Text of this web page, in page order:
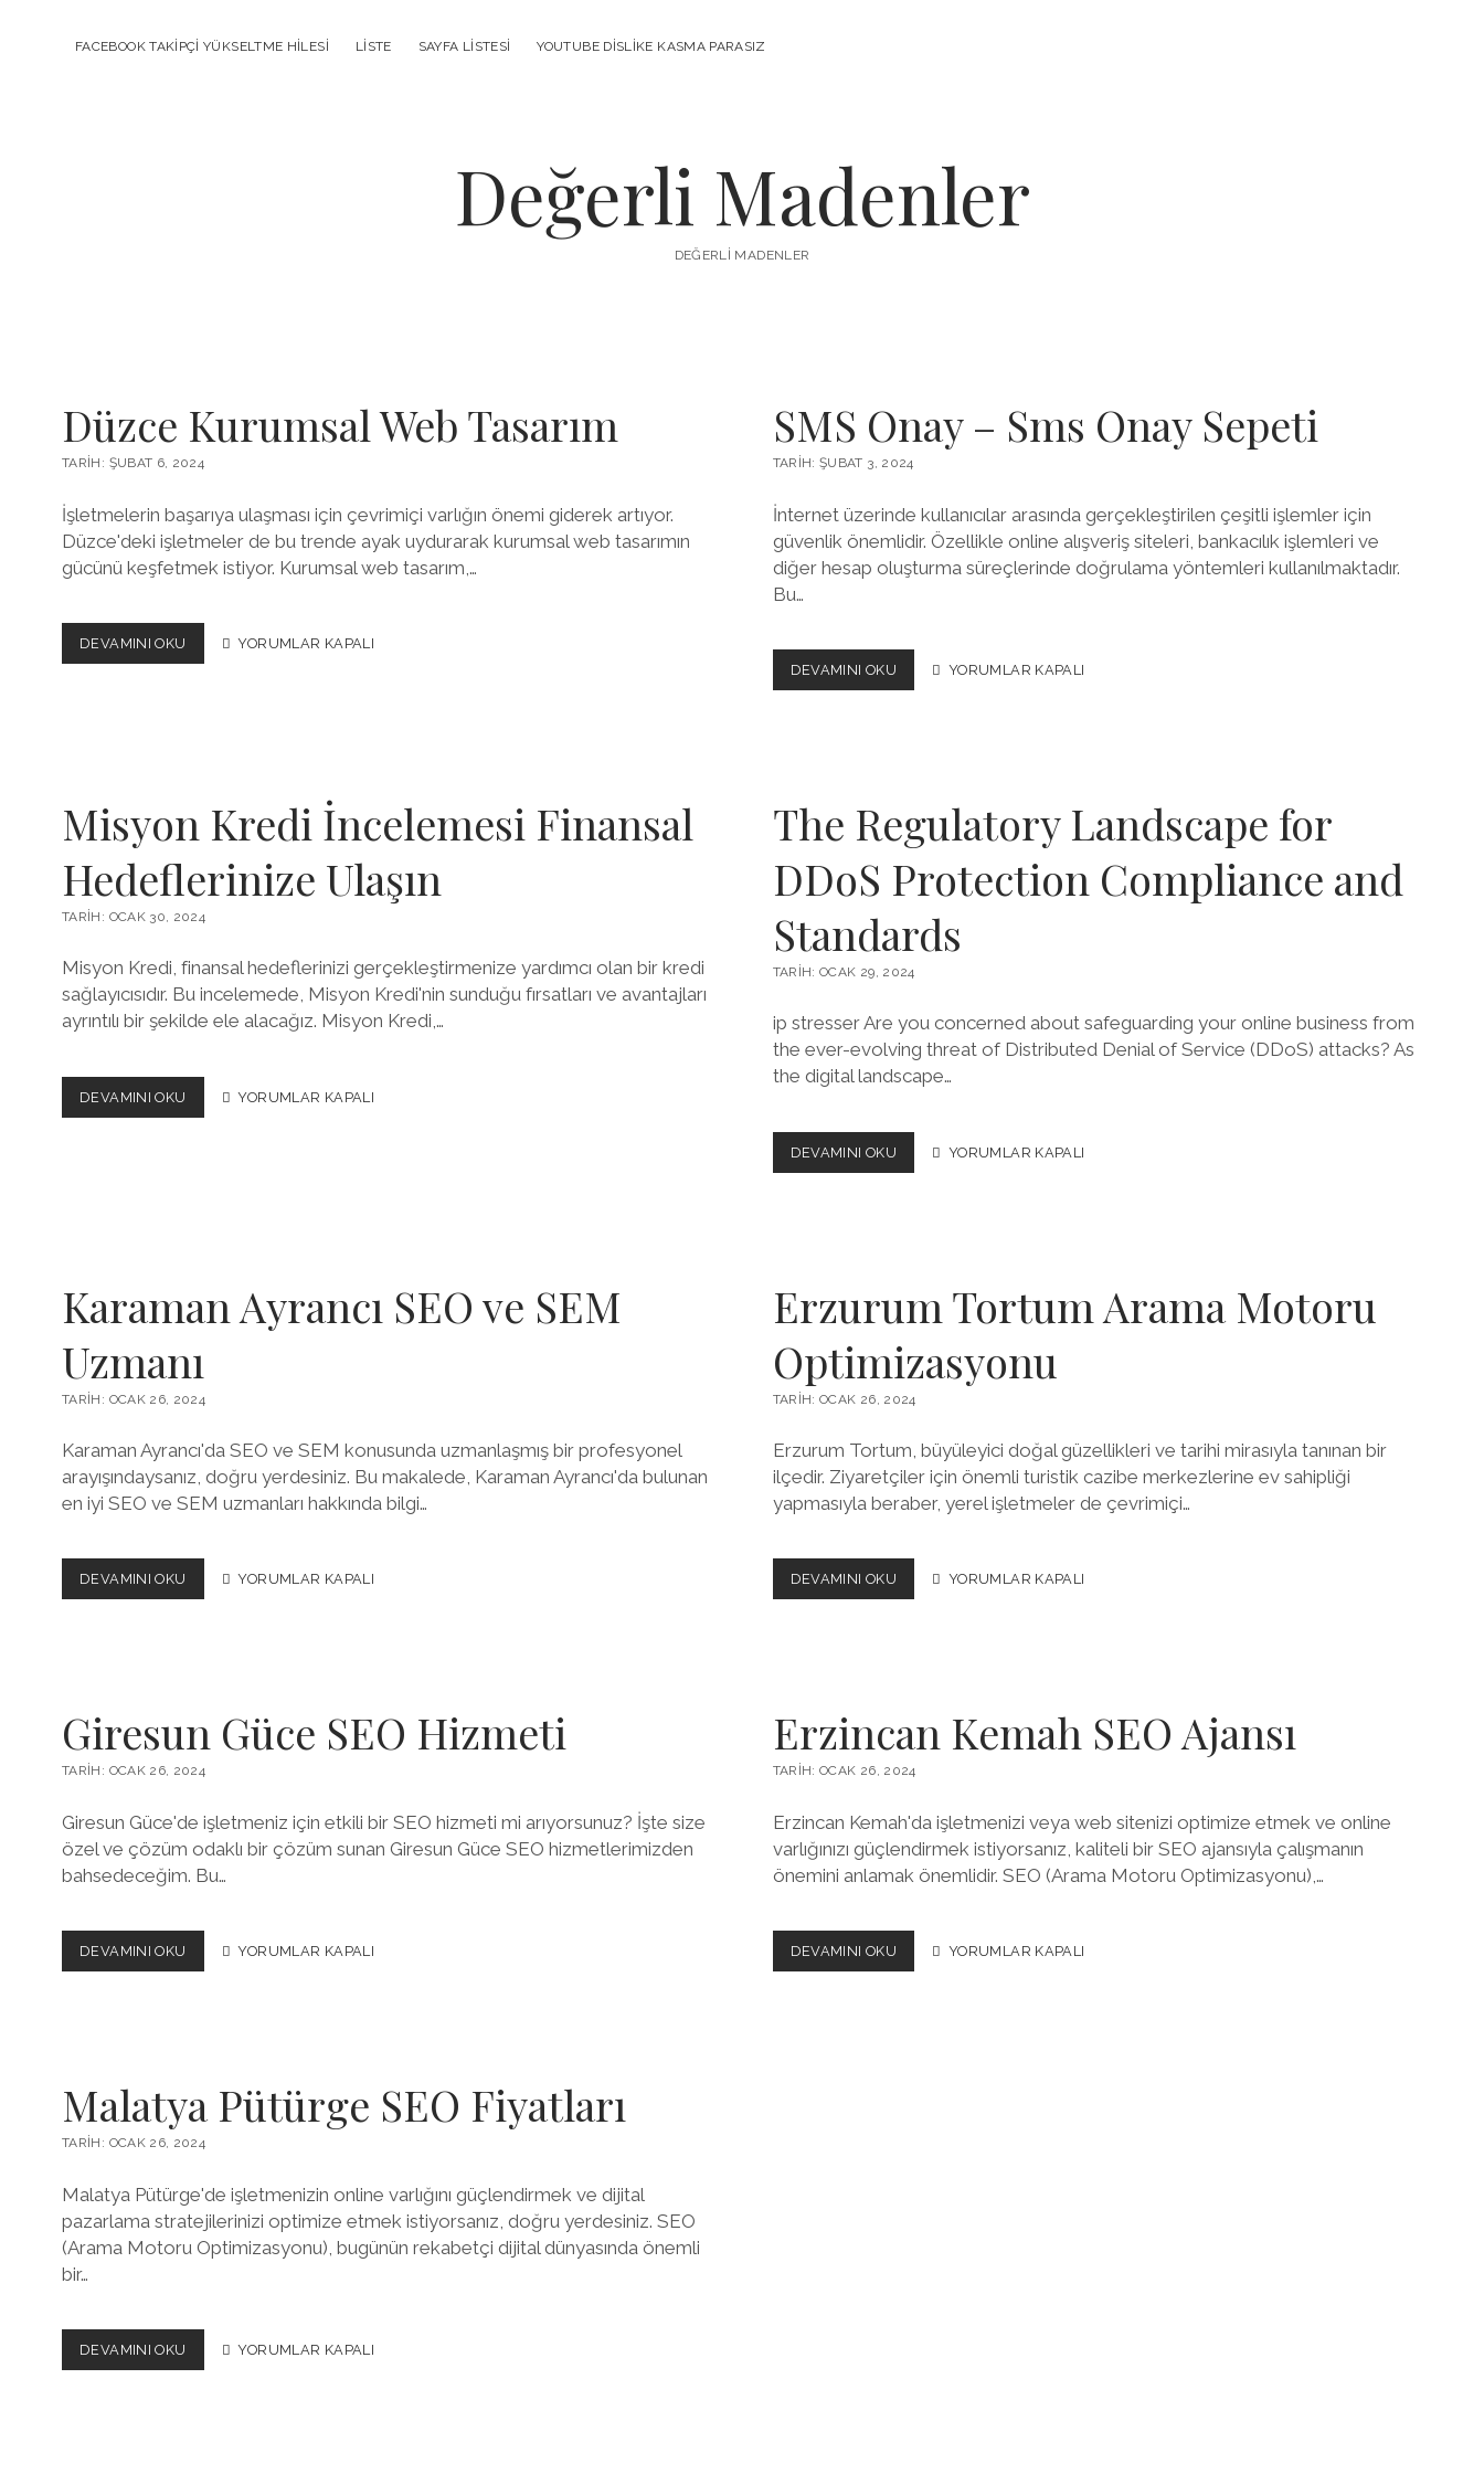
FACEBOOK TAKIPÇI YÜKSELTME HILESI LISTE SAYFA LISTESI YOUTUBE DISLIKE KASMA PARASIZ
Değerli Madenler
DEĞERLI MADENLER
Madenler
Yazılar
Düzce Kurumsal Web Tasarım
TARIH: ŞUBAT 6, 2024
İşletmelerin başarıya ulaşması için çevrimiçi varlığın önemi giderek artıyor.
Düzce'deki işletmeler de bu trende ayak uydurarak kurumsal web tasarımın
gücünü keşfetmek istiyor. Kurumsal web tasarım,…
DEVAMINI OKU DÜZCE
KURUMSAL
YORUMLAR KAPALI
SMS Onay – Sms Onay Sepeti
TARIH: ŞUBAT 3, 2024
İnternet üzerinde kullanıcılar arasında gerçekleştirilen çeşitli işlemler için
güvenlik önemlidir. Özellikle online alışveriş siteleri, bankacılık işlemleri ve
diğer hesap oluşturma süreçlerinde doğrulama yöntemleri kullanılmaktadır.
Bu…
DEVAMINI OKU
ONAY
YORUMLAR KAPALI
Misyon Kredi İncelemesi Finansal
Hedeflerinize Ulaşın
TARIH: OCAK 30, 2024
Misyon Kredi, finansal hedeflerinizi gerçekleştirmenize yardımcı olan bir kredi
sağlayıcısıdır. Bu incelemede, Misyon Kredi'nin sunduğu fırsatları ve avantajları
ayrıntılı bir şekilde ele alacağız. Misyon Kredi,…
DEVAMINI OKU MISYON
KREDI
YORUMLAR KAPALI
The Regulatory Landscape for
DDoS Protection Compliance and
Standards
TARIH: OCAK 29, 2024
ip stresser Are you concerned about safeguarding your online business from
the ever-evolving threat of Distributed Denial of Service (DDoS) attacks? As
the digital landscape…
DEVAMINI OKU
REGULATORY
AND
STANDARDS
YORUMLAR KAPALI
Karaman Ayrancı SEO ve SEM
Uzmanı
TARIH: OCAK 26, 2024
Karaman Ayrancı'da SEO ve SEM konusunda uzmanlaşmış bir profesyonel
arayışındaysanız, doğru yerdesiniz. Bu makalede, Karaman Ayrancı'da bulunan
en iyi SEO ve SEM uzmanları hakkında bilgi…
DEVAMINI OKU KARAMAN
AYRANCI
YORUMLAR KAPALI
Erzurum Tortum Arama Motoru
Optimizasyonu
TARIH: OCAK 26, 2024
Erzurum Tortum, büyüleyici doğal güzellikleri ve tarihi mirasıyla tanınan bir
ilçedir. Ziyaretçiler için önemli turistik cazibe merkezlerine ev sahipliği
yapmasıyla beraber, yerel işletmeler de çevrimiçi…
DEVAMINI OKU ERZURUM
TORTUM
YORUMLAR KAPALI
Giresun Güce SEO Hizmeti
TARIH: OCAK 26, 2024
Giresun Güce'de işletmeniz için etkili bir SEO hizmeti mi arıyorsunuz? İşte size
özel ve çözüm odaklı bir çözüm sunan Giresun Güce SEO hizmetlerimizden
bahsedeceğim. Bu…
DEVAMINI OKU GIRESUN
GÜCE
YORUMLAR KAPALI
Erzincan Kemah SEO Ajansı
TARIH: OCAK 26, 2024
Erzincan Kemah'da işletmenizi veya web sitenizi optimize etmek ve online
varlığınızı güçlendirmek istiyorsanız, kaliteli bir SEO ajansıyla çalışmanın
önemini anlamak önemlidir. SEO (Arama Motoru Optimizasyonu),…
DEVAMINI OKU ERZINCAN
KEMAH
YORUMLAR KAPALI
Malatya Pütürge SEO Fiyatları
TARIH: OCAK 26, 2024
Malatya Pütürge'de işletmenizin online varlığını güçlendirmek ve dijital
pazarlama stratejilerinizi optimize etmek istiyorsanız, doğru yerdesiniz. SEO
(Arama Motoru Optimizasyonu), bugünün rekabetçi dijital dünyasında önemli
bir…
DEVAMINI OKU MALATYA
PÜTÜRGE
YORUMLAR KAPALI